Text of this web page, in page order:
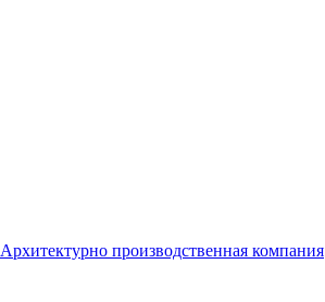
Архитектурно производственная компания